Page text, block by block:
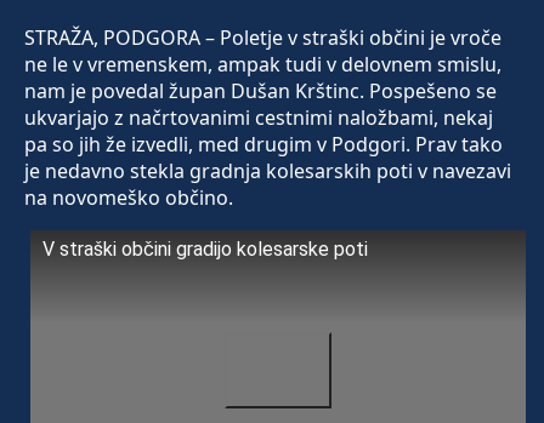
STRAŽA, PODGORA – Poletje v straški občini je vroče
ne le v vremenskem, ampak tudi v delovnem smislu,
nam je povedal župan Dušan Krštinc. Pospešeno se
ukvarjajo z načrtovanimi cestnimi naložbami, nekaj
pa so jih že izvedli, med drugim v Podgori. Prav tako
je nedavno stekla gradnja kolesarskih poti v navezavi
na novomeško občino.
V straški občini gradijo kolesarske poti